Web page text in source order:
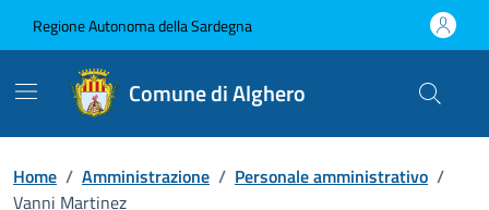
Regione Autonoma della Sardegna
Comune di Alghero
Home / Amministrazione / Personale amministrativo /
Vanni Martinez